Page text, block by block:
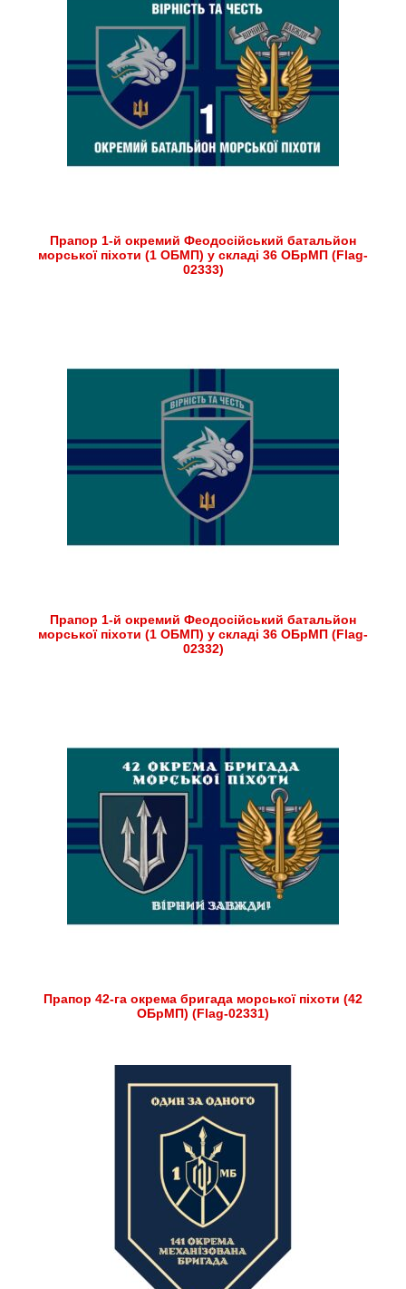
Прапор 1-й окремий Феодосійський батальйон
морської піхоти (1 ОБМП) у складі 36 ОБрМП (Flag-
02333)
Прапор 1-й окремий Феодосійський батальйон
морської піхоти (1 ОБМП) у складі 36 ОБрМП (Flag-
02332)
Прапор 42-га окрема бригада морської піхоти (42
ОБрМП) (Flag-02331)